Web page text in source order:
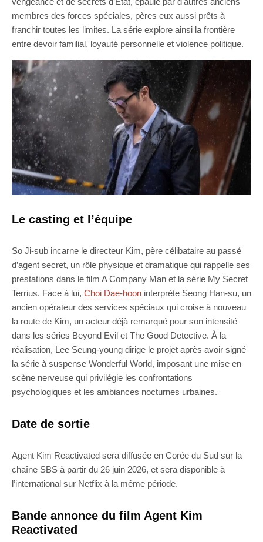
membres des forces spéciales, pères eux aussi prêts à
franchir toutes les limites. La série explore ainsi la frontière
entre devoir familial, loyauté personnelle et violence politique.
Le casting et l’équipe
So Ji-sub incarne le directeur Kim, père célibataire au passé
d’agent secret, un rôle physique et dramatique qui rappelle ses
prestations dans le film A Company Man et la série My Secret
Terrius. Face à lui, Choi Dae-hoon interprète Seong Han-su, un
ancien opérateur des services spéciaux qui croise à nouveau
la route de Kim, un acteur déjà remarqué pour son intensité
dans les séries Beyond Evil et The Good Detective. À la
réalisation, Lee Seung-young dirige le projet après avoir signé
la série à suspense Wonderful World, imposant une mise en
scène nerveuse qui privilégie les confrontations
psychologiques et les ambiances nocturnes urbaines.
Date de sortie
Agent Kim Reactivated sera diffusée en Corée du Sud sur la
chaîne SBS à partir du 26 juin 2026, et sera disponible à
l’international sur Netflix à la même période.
Bande annonce du film Agent Kim
Reactivated